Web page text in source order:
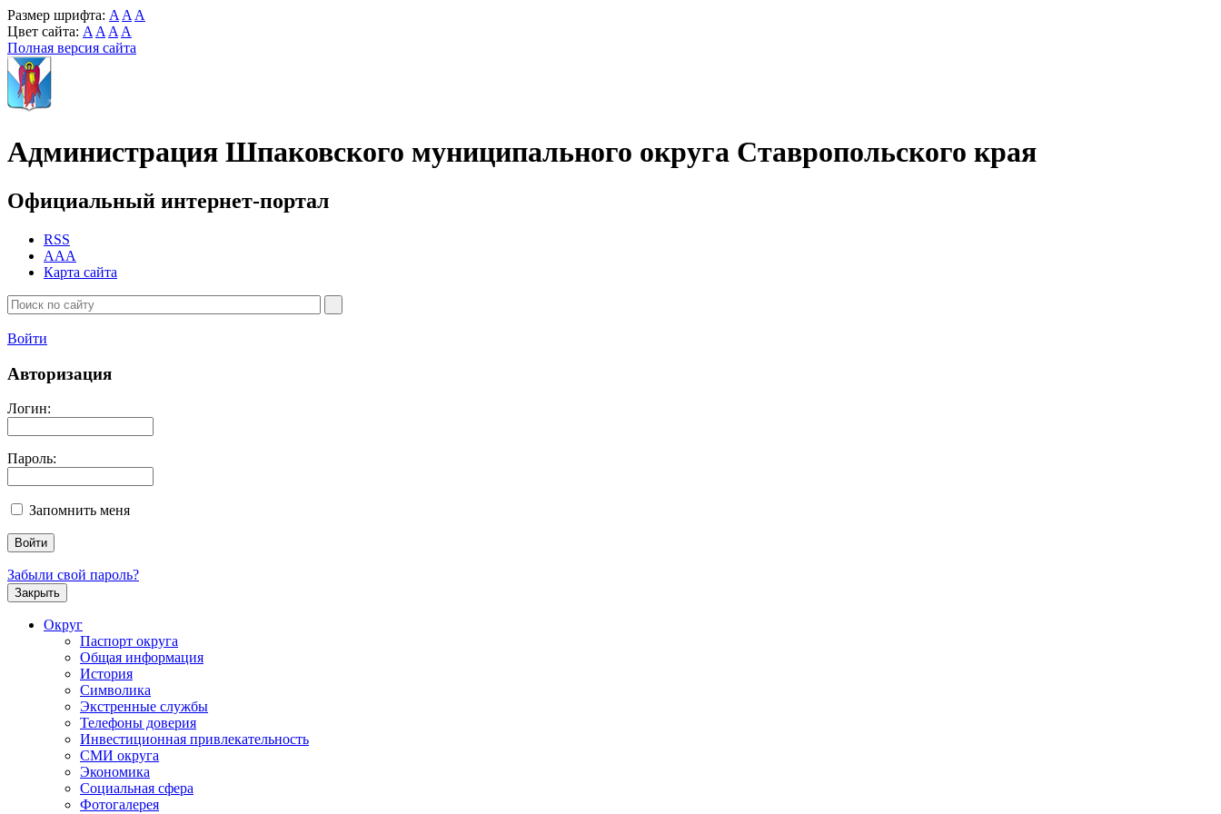
Размер шрифта: A A A
Цвет сайта: A A A A
Полная версия сайта
Администрация Шпаковского муниципального округа Ставропольского края
Официальный интернет-портал
RSS
AAA
Карта сайта
Войти
Авторизация
Логин:
Пароль:
Запомнить меня
Забыли свой пароль?
Закрыть
Округ
Паспорт округа
Общая информация
История
Символика
Экстренные службы
Телефоны доверия
Инвестиционная привлекательность
СМИ округа
Экономика
Социальная сфера
Фотогалерея